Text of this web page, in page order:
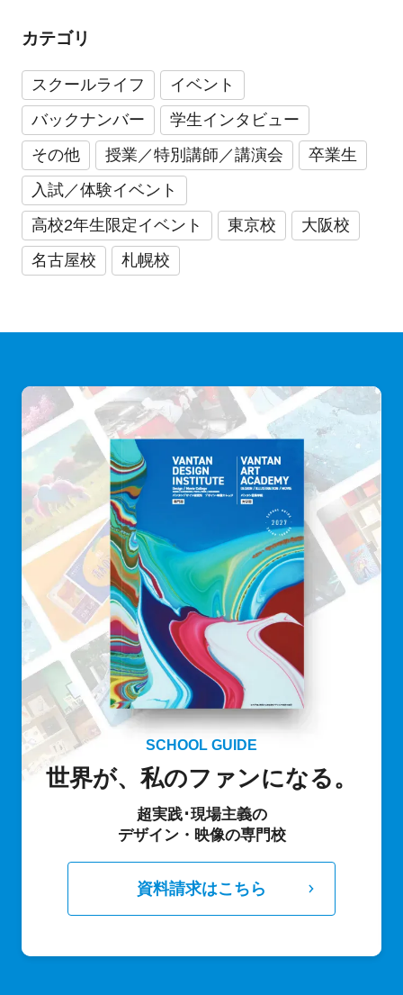
カテゴリ
スクールライフ
イベント
バックナンバー
学生インタビュー
その他
授業／特別講師／講演会
卒業生
入試／体験イベント
高校2年生限定イベント
東京校
大阪校
名古屋校
札幌校
SCHOOL GUIDE
世界が、私のファンになる。
超実践･現場主義の
デザイン・映像の専門校
資料請求はこちら